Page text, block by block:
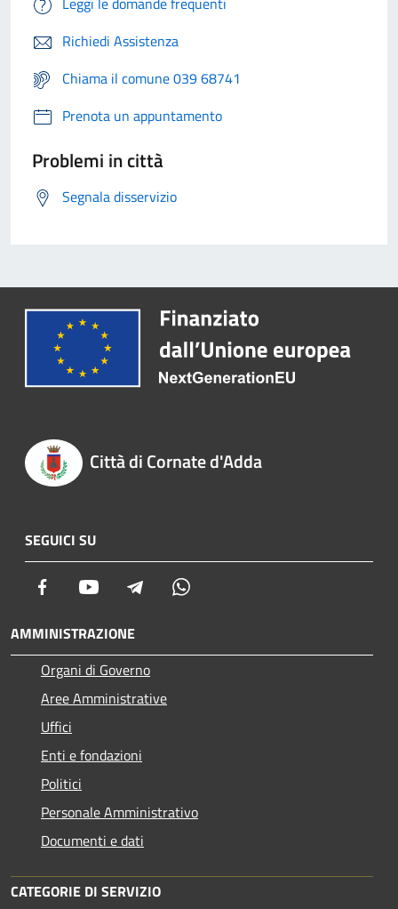
Richiedi Assistenza
Chiama il comune 039 68741
Prenota un appuntamento
Problemi in città
Segnala disservizio
Città di Cornate d'Adda
SEGUICI SU
Facebook Youtube Telegram
AMMINISTRAZIONE
Organi di Governo
Aree Amministrative
Uffici
Enti e fondazioni
Politici
Personale Amministrativo
Documenti e dati
CATEGORIE DI SERVIZIO